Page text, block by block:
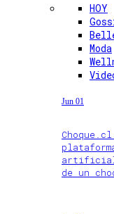
HOY
Moda
Jun 01
artificial
de un